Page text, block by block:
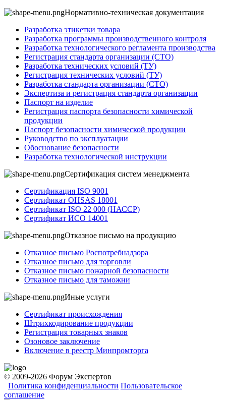
Нормативно-техническая документация
Разработка этикетки товара
Разработка программы производственного контроля
Разработка технологического регламента производства
Регистрация стандарта организации (СТО)
Разработка технических условий (ТУ)
Регистрация технических условий (ТУ)
Разработка стандарта организации (СТО)
Экспертиза и регистрация стандарта организации
Паспорт на изделие
Регистрация паспорта безопасности химической
продукции
Паспорт безопасности химической продукции
Руководство по эксплуатации
Обоснование безопасности
Разработка технологической инструкции
Сертификация систем менеджмента
Сертификация ISO 9001
Сертификат OHSAS 18001
Сертификат ISO 22 000 (НАССР)
Сертификат ИСО 14001
Отказное письмо на продукцию
Отказное письмо Роспотребнадзора
Отказное письмо для торговли
Отказное письмо пожарной безопасности
Отказное письмо для таможни
Иные услуги
Сертификат происхождения
Штрихкодирование продукции
Регистрация товарных знаков
Озоновое заключение
Включение в реестр Минпромторга
© 2009-2026 Форум Экспертов
Политика конфиденциальности Пользовательское
соглашение